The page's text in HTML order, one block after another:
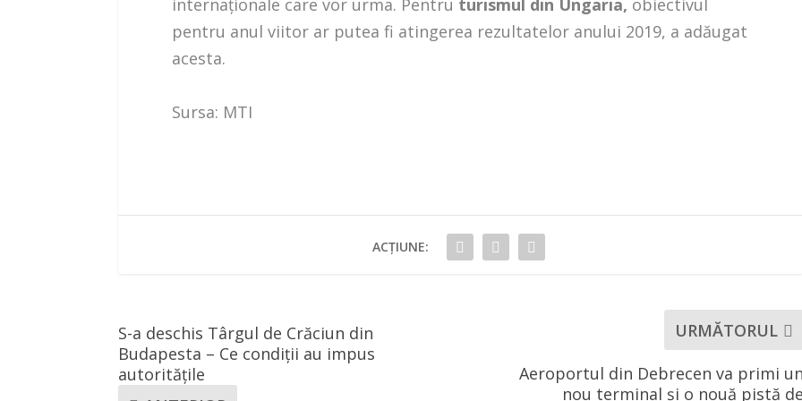
internaţionale care vor urma. Pentru turismul din Ungaria, obiectivul
pentru anul viitor ar putea fi atingerea rezultatelor anului 2019, a adăugat
acesta.
Sursa: MTI
ACȚIUNE:
S-a deschis Târgul de Crăciun din
Budapesta – Ce condiții au impus
autoritățile
URMĂTORUL
Aeroportul din Debrecen va primi un
nou terminal şi o nouă pistă de